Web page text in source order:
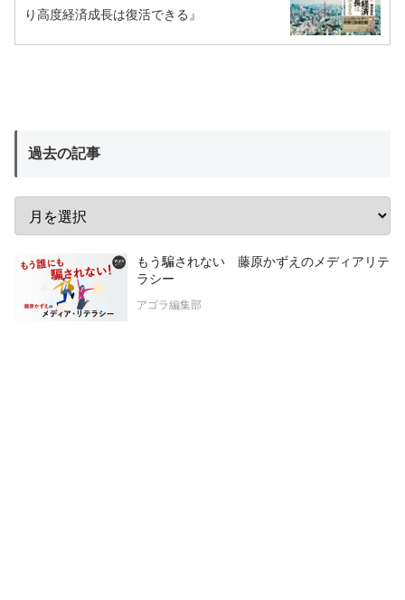
り高度経済成長は復活できる』
過去の記事
もう騙されない 藤原かずえのメディアリテ
ラシー
アゴラ編集部